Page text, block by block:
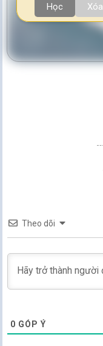
Học Xóa
Theo dõi
0 GÓP Ý